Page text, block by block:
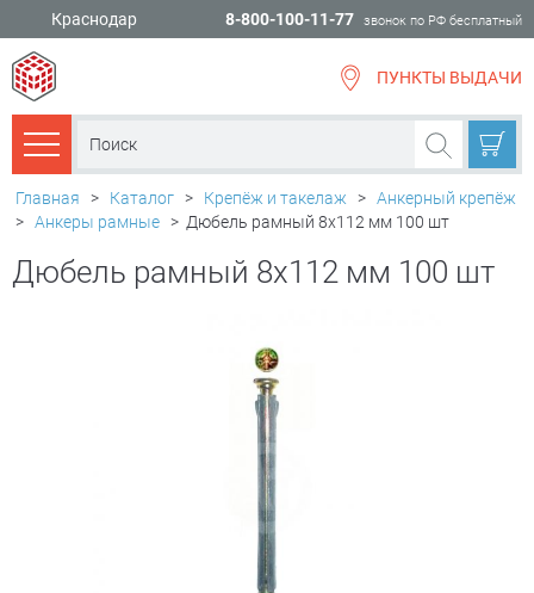
Краснодар 8-800-100-11-77 звонок по РФ бесплатный
ПУНКТЫ ВЫДАЧИ
Каталог товаров
Главная > Каталог > Крепёж и такелаж > Анкерный крепёж
> Анкеры рамные > Дюбель рамный 8х112 мм 100 шт
Дюбель рамный 8х112 мм 100 шт